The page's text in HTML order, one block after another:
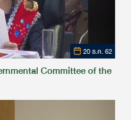
20 ธ.ค. 62
Committee of the